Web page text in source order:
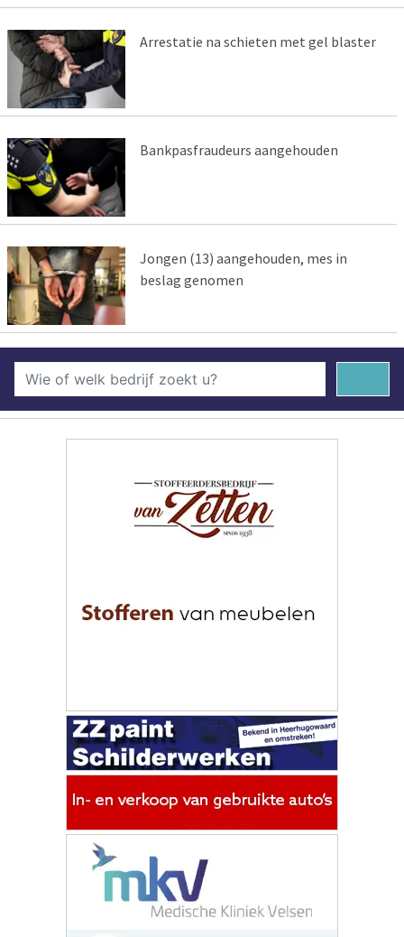
Arrestatie na schieten met gel blaster
Bankpasfraudeurs aangehouden
Jongen (13) aangehouden, mes in
beslag genomen